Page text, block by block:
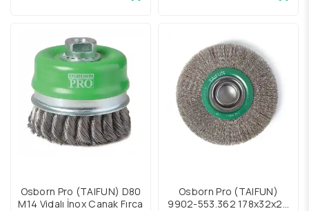
Osborn Pro (TAIFUN) D80
M14 Vidalı İnox Çanak Fırça
Osborn Pro (TAIFUN)
9902-553.362 178x32x20